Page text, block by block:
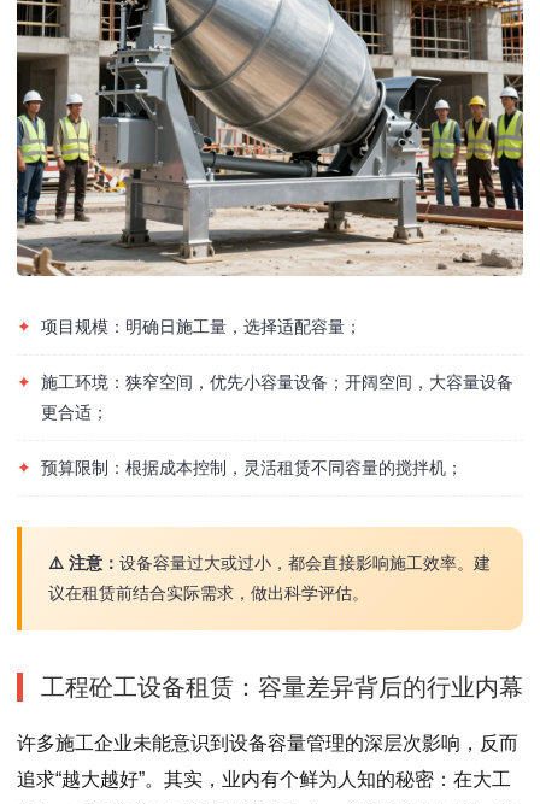
✦ 项目规模：明确日施工量，选择适配容量；
✦ 施工环境：狭窄空间，优先小容量设备；开阔空间，大容量设备
更合适；
✦ 预算限制：根据成本控制，灵活租赁不同容量的搅拌机；
⚠️ 注意： 设备容量过大或过小，都会直接影响施工效率。建
议在租赁前结合实际需求，做出科学评估。
工程砼工设备租赁：容量差异背后的行业内幕
许多施工企业未能意识到设备容量管理的深层次影响，反而
追求“越大越好”。其实，业内有个鲜为人知的秘密：在大工